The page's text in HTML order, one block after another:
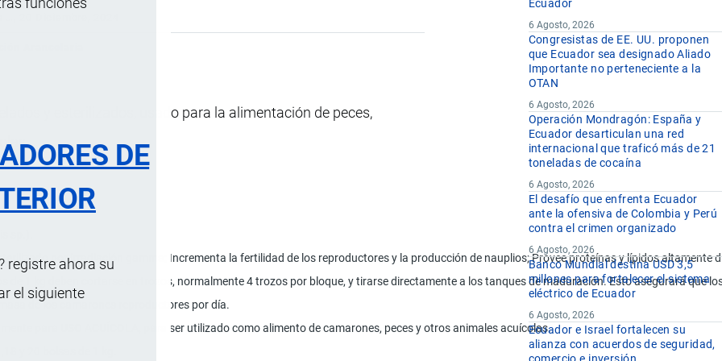
DE
registre ahora su
el siguiente
y esterilizados, usado para la alimentación de peces,
por irradiación gamma; Incrementa la fertilidad de los reproductores y la producción de nauplios; Provee proteínas y lípidos
de 1 kg deben cortarse en trozos, normalmente 4 trozos por bloque, y tirarse directamente a los tanques de maduración. Esto asegurará que
de los camarones reproductores por día.
para USO ACUÍCOLA, para ser utilizado como alimento de camarones, peces y otros animales acuícolas.
Ecuador
6 Agosto, 2026
Congresistas de EE. UU. proponen
que Ecuador sea designado Aliado
Importante no perteneciente a la
OTAN
6 Agosto, 2026
Operación Mondragón: España y
Ecuador desarticulan una red
internacional que traficó más de 21
toneladas de cocaína
6 Agosto, 2026
El desafío que enfrenta Ecuador
ante la ofensiva de Colombia y Perú
contra el crimen organizado
6 Agosto, 2026
Banco Mundial destina USD 3,5
millones para fortalecer el sistema
eléctrico de Ecuador
6 Agosto, 2026
Ecuador e Israel fortalecen su
alianza con acuerdos de seguridad,